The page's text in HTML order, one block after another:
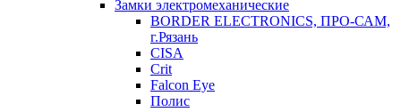
Замки электромеханические
BORDER ELECTRONICS, ПРО-САМ,
г.Рязань
CISA
Crit
Falcon Eye
Полис